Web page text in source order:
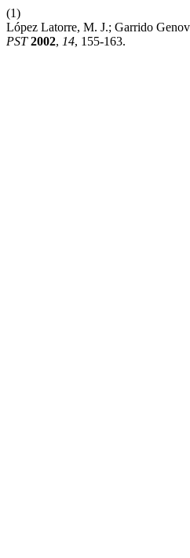
(1)
López Latorre, M. J.; Garrido
PST 2002, 14, 155-163.